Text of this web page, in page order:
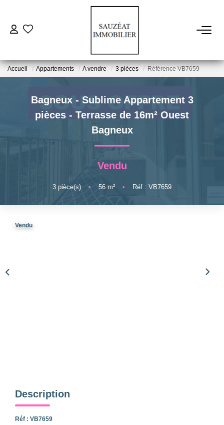
ESTIMER
FAIRE GÉRER
Accueil Appartements A vendre 3 pièces Référence VB7659
Bagneux - Sublime Appartement 3
pièces - Terrasse de 16m² Ouest
Bagneux
Vendu
3 pièce(s) • 56 m² • Réf : VB7659
Vendu
Description
Réf : VB7659